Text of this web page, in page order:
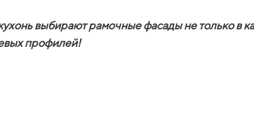
выбирают рамочные фасады не только в
профилей!